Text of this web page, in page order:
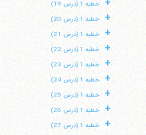
خطبه 1 (درس 19)
+ خطبه 1 (درس 20)
+ خطبه 1 (درس 21)
+ خطبه 1 (درس 22)
+ خطبه 1 (درس 23)
+ خطبه 1 (درس 24)
+ خطبه 1 (درس 25)
+ خطبه 1 (درس 26)
+ خطبه 1 (درس 27)